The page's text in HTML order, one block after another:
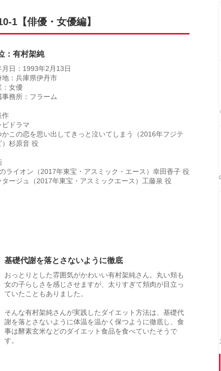
1【俳優・女優編】
：有村架純
月日：1993年2月13日
地：兵庫県伊丹市
：女優
事務所：フラーム
作
ビドラマ
かこの恋を思い出してきっと泣いてしまう（2016年フジテ
）杉原音 役
ライオン（2017年東宝・アスミック・エース）幸田香子 役
タージュ（2017年東宝・アスミックエース）工藤泉 役
基礎代謝を落とさないように徹底
おっとりとした雰囲気がかわいい有村架純さん。丸い頬も
女の子らしさを感じさせますが、太りすぎて頬肉が目立っ
ていたこともありました。
そんな有村架純さんが実践したダイエット方法は、基礎代
謝を落とさないように体温を温かく保つように徹底し、食
事は酵素玄米などのダイエット食品を食べていたそうで
す。